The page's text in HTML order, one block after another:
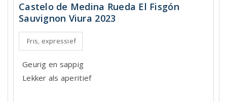
Castelo de Medina Rueda El Fisgón
Sauvignon Viura 2023
Fris, expressief
Geurig en sappig
Lekker als aperitief